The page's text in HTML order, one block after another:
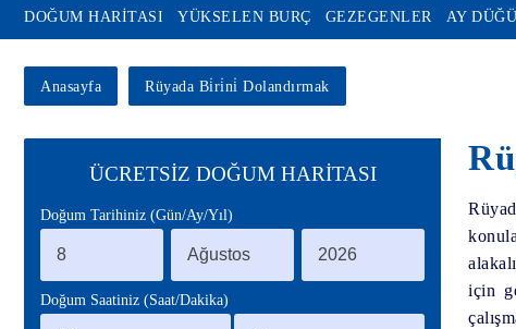
DOĞUM HARİTASI YÜKSELEN BURÇ GEZEGENLER AY
Anasayfa Rüyada Bi̇ri̇ni̇ Dolandırmak
ÜCRETSİZ DOĞUM HARİTASI
Doğum Tarihiniz (Gün/Ay/Yıl)
Doğum Saatiniz (Saat/Dakika)
için